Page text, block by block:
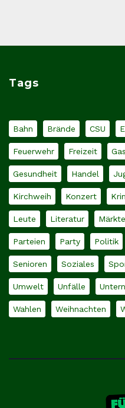
Tags
Bahn Brände CSU
Feuerwehr Freizeit
Gesundheit Handel
Kirchweih Konzert
Leute Literatur Märkte
Parteien Party Politik
Senioren Soziales
Umwelt Unfälle
Wahlen Weihnachten